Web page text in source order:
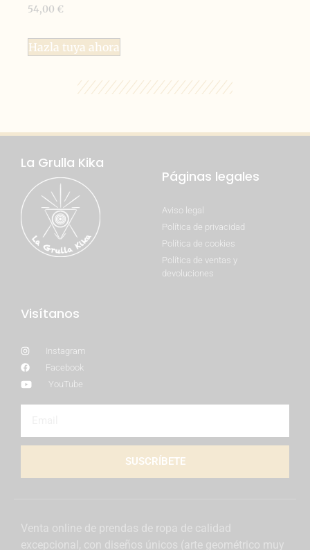
54,00 €
Hazla tuya ahora
La Grulla Kika
Páginas legales
Aviso legal
Política de privacidad
Política de cookies
Política de ventas y
devoluciones
Visítanos
Instagram
Facebook
YouTube
SUSCRÍBETE
Venta online de prendas de ropa de calidad
excepcional, con diseños únicos (arte geométrico muy